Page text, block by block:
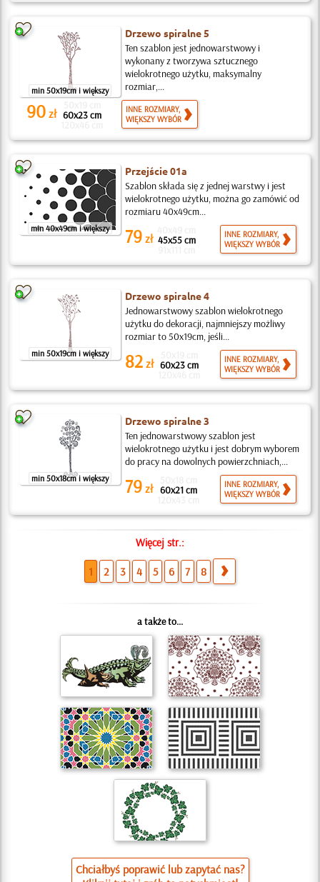
min 50x19cm i większy
Drzewo spiralne 5
Ten szablon jest jednowarstwowy i
wykonany z tworzywa sztucznego
wielokrotnego użytku, maksymalny
rozmiar,...
90 zł 60x23 cm
INNE ROZMIARY,
WIĘKSZY WYBÓR
min 40x49cm i większy
Przejście 01a
Szablon składa się z jednej warstwy i jest
wielokrotnego użytku, można go zamówić od
rozmiaru 40x49cm...
79 zł 45x55 cm
INNE ROZMIARY,
WIĘKSZY WYBÓR
min 50x19cm i większy
Drzewo spiralne 4
Jednowarstwowy szablon wielokrotnego
użytku do dekoracji, najmniejszy możliwy
rozmiar to 50x19cm, jeśli...
82 zł 60x23 cm
INNE ROZMIARY,
WIĘKSZY WYBÓR
min 50x18cm i większy
Drzewo spiralne 3
Ten jednowarstwowy szablon jest
wielokrotnego użytku i jest dobrym wyborem
do pracy na dowolnych powierzchniach,...
79 zł 60x21 cm
INNE ROZMIARY,
WIĘKSZY WYBÓR
Więcej str.:
1 2 3 4 5 6 7 8
a także to...
Chciałbyś poprawić lub zapytać nas?